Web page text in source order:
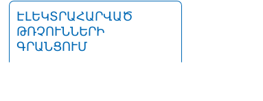
ԷԼԵԿՏՐԱՀԱՐՎԱԾ
ԹՌՉՈՒՆՆԵՐԻ
ԳՐԱՆՑՈՒՄ